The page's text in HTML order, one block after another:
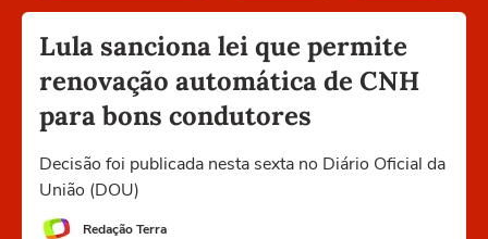
Lula sanciona lei que permite
renovação automática de CNH
para bons condutores
Decisão foi publicada nesta sexta no Diário Oficial da
União (DOU)
Redação Terra